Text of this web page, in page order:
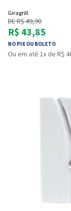
Giragrill
DE R$ 49,90
R$ 43,85
NO PIX OU BOLETO
Ou em até 1x de R$